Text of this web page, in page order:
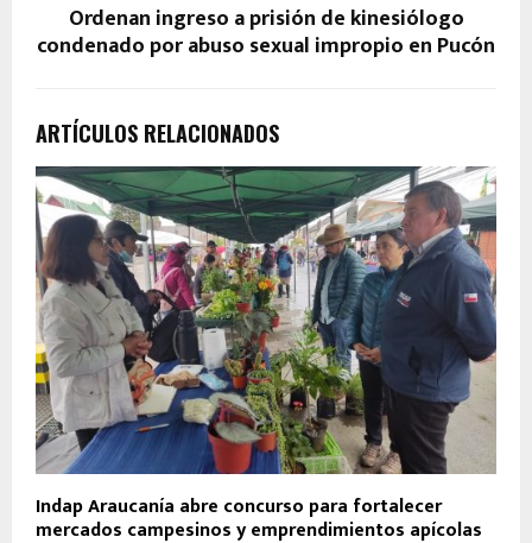
Ordenan ingreso a prisión de kinesiólogo
condenado por abuso sexual impropio en Pucón
ARTÍCULOS RELACIONADOS
Indap Araucanía abre concurso para fortalecer
mercados campesinos y emprendimientos apícolas